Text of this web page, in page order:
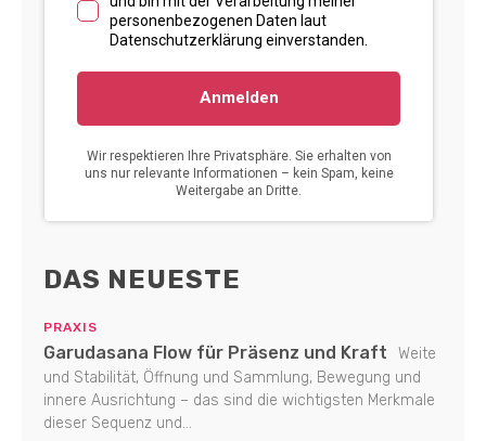
DAS NEUESTE
PRAXIS
Garudasana Flow für Präsenz und Kraft
Weite
und Stabilität, Öffnung und Sammlung, Bewegung und
innere Ausrichtung – das sind die wichtigsten Merkmale
dieser Sequenz und...